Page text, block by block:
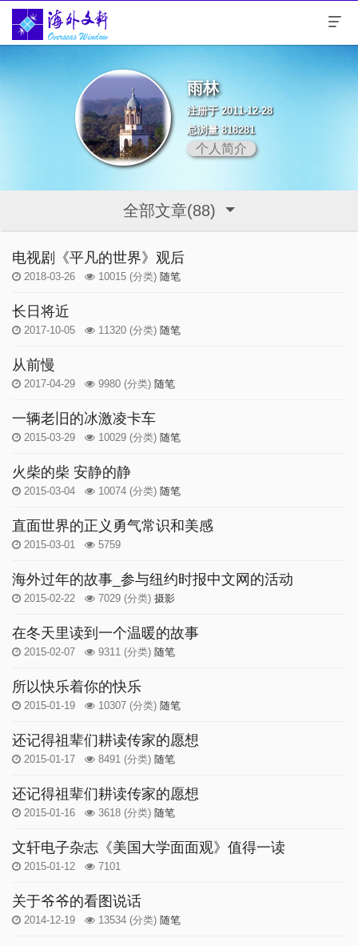
雨林
注册于 2011-12-28
总浏量 818281
个人简介
全部文章(88)
电视剧《平凡的世界》观后
2018-03-26 10015 (分类) 随笔
长日将近
2017-10-05 11320 (分类) 随笔
从前慢
2017-04-29 9980 (分类) 随笔
一辆老旧的冰激凌卡车
2015-03-29 10029 (分类) 随笔
火柴的柴 安静的静
2015-03-04 10074 (分类) 随笔
直面世界的正义勇气常识和美感
2015-03-01 5759
海外过年的故事_参与纽约时报中文网的活动
2015-02-22 7029 (分类) 摄影
在冬天里读到一个温暖的故事
2015-02-07 9311 (分类) 随笔
所以快乐着你的快乐
2015-01-19 10307 (分类) 随笔
还记得祖辈们耕读传家的愿想
2015-01-17 8491 (分类) 随笔
还记得祖辈们耕读传家的愿想
2015-01-16 3618 (分类) 随笔
文轩电子杂志《美国大学面面观》值得一读
2015-01-12 7101
关于爷爷的看图说话
2014-12-19 13534 (分类) 随笔